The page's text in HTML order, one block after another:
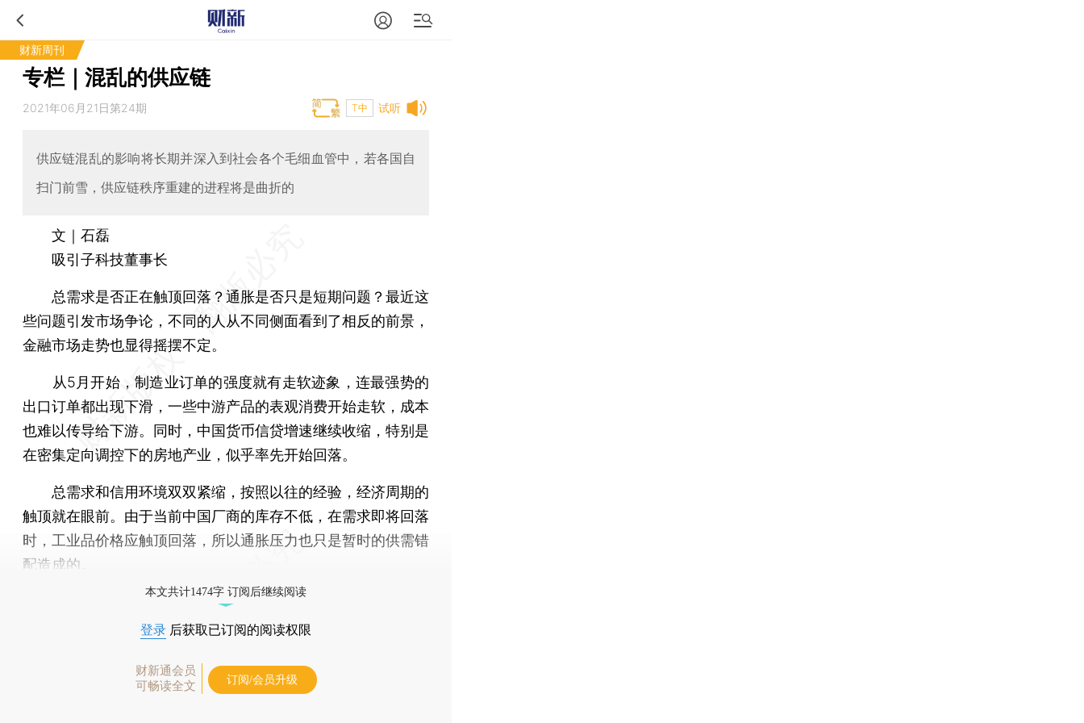
财新周刊
专栏｜混乱的供应链
试听
2021年06月21日第24期 T中
供应链混乱的影响将长期并深入到社会各个毛细血管中，若各国自
扫门前雪，供应链秩序重建的进程将是曲折的
文｜石磊
吸引子科技董事长
总需求是否正在触顶回落？通胀是否只是短期问题？最近这
些问题引发市场争论，不同的人从不同侧面看到了相反的前景，
金融市场走势也显得摇摆不定。
从5月开始，制造业订单的强度就有走软迹象，连最强势的
出口订单都出现下滑，一些中游产品的表观消费开始走软，成本
也难以传导给下游。同时，中国货币信贷增速继续收缩，特别是
在密集定向调控下的房地产业，似乎率先开始回落。
总需求和信用环境双双紧缩，按照以往的经验，经济周期的
触顶就在眼前。由于当前中国厂商的库存不低，在需求即将回落
时，工业品价格应触顶回落，所以通胀压力也只是暂时的供需错
配造成的。
本文共计1474字 订阅后继续阅读
登录 后获取已订阅的阅读权限
财新通会员
可畅读全文
订阅/会员升级